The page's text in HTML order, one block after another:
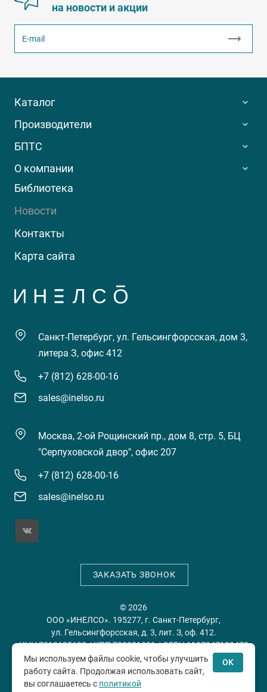
на новости и акции
Каталог
Производители
БПТС
О компании
Библиотека
Новости
Контакты
Карта сайта
Санкт-Петербург, ул. Гельсингфорсская, дом 3,
литера З, офис 412
+7 (812) 628-00-16
sales@inelso.ru
Москва, 2-ой Рощинский пр., дом 8, стр. 5, БЦ
"Серпуховской двор", офис 207
+7 (812) 628-00-16
sales@inelso.ru
ЗАКАЗАТЬ ЗВОНОК
© 2026
ООО «ИНЕЛСО». 195277, г. Санкт-Петербург,
ул. Гельсингфорсская, д. 3, лит. З, оф. 412.
ИНН 7813635698 / КПП 780201001 / ОГРН 1197847128478
Политика конфиденциальности
Мы используем файлы cookie, чтобы улучшить
работу сайта. Продолжая использовать сайт,
вы соглашаетесь с политикой
OK